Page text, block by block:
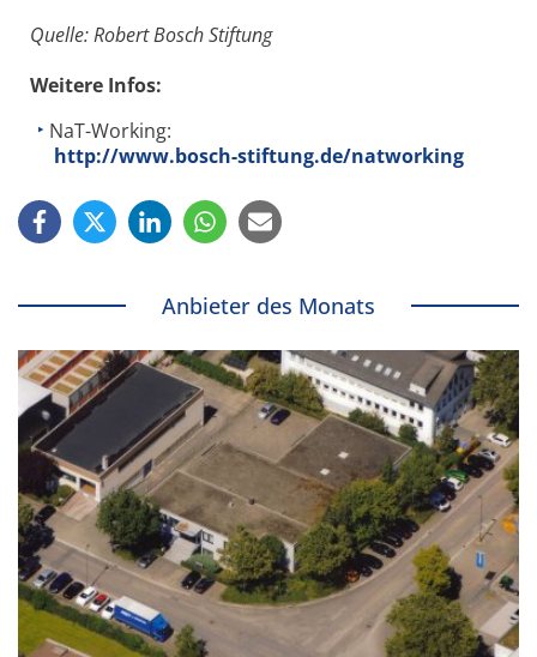
Quelle: Robert Bosch Stiftung
Weitere Infos:
NaT-Working:
http://www.bosch-stiftung.de/natworking
Anbieter des Monats